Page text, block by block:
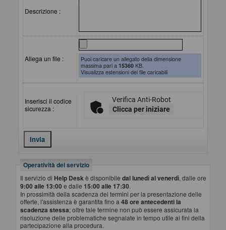
Descrizione :
Allega un file :
Puoi caricare un allegato della dimensione
massima pari a15360 KB.
Visualizza estensioni dei file caricabili
Inserisci il codice
sicurezza :
Verifica Anti-Robot
Clicca per iniziare
Operatività del servizio
Il servizio di Help Desk è disponibile dal lunedì al venerdì, dalle ore
9:00 alle 13:00 e dalle 15:00 alle 17:30.
In prossimità della scadenza dei termini per la presentazione delle
offerte, l'assistenza è garantita fino a 48 ore antecedenti la
scadenza stessa; oltre tale termine non può essere assicurata la
risoluzione delle problematiche segnalate in tempo utile ai fini della
partecipazione alla procedura.